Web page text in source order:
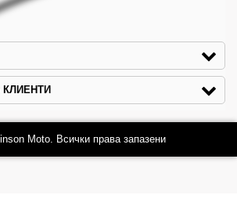
Moto. Всички права запазени